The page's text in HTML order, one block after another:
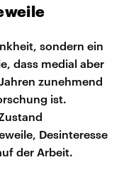
sondern ein
dass medial aber
zunehmend
ist.
Desinteresse
der Arbeit.